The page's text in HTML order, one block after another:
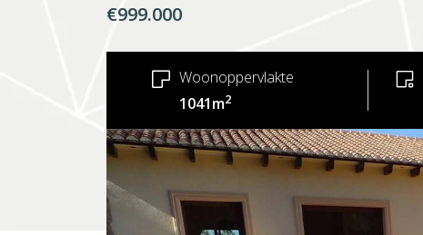
€999.000
Woonoppervlakte
1041m2